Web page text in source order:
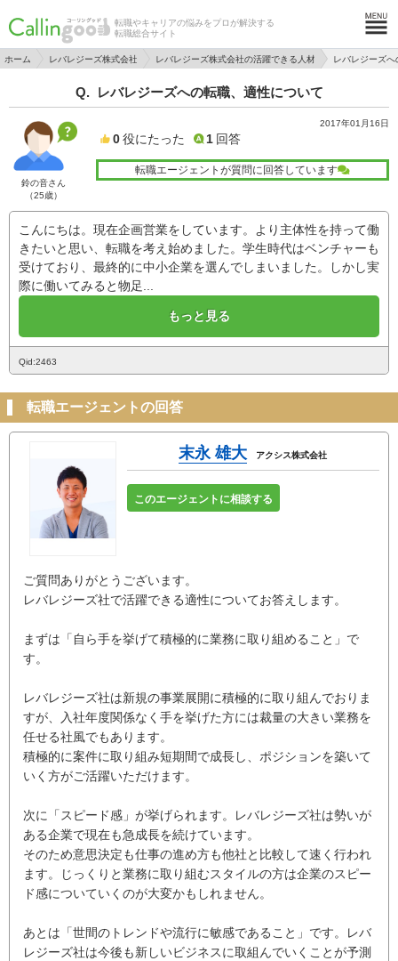
転職やキャリアの悩みをプロが解決する
転職総合サイト
ホーム レバレジーズ株式会社 レバレジーズ株式会社の活躍できる人材 レバレジーズ
レバレジーズへの転職、適性について
鈴の音さん
（25歳）
2017年01月16日
0 役にたった 1 回答
転職エージェントが質問に回答しています
こんにちは。現在企画営業をしています。より主体性を持って働
きたいと思い、転職を考え始めました。学生時代はベンチャーも
受けており、最終的に中小企業を選んでしまいました。しかし実
際に働いてみると物足...
もっと見る
Qid:2463
転職エージェントの回答
末永 雄大 アクシス株式会社
このエージェントに相談する
ご質問ありがとうございます。
レバレジーズ社で活躍できる適性についてお答えします。
まずは「自ら手を挙げて積極的に業務に取り組めること」で
す。
レバレジーズ社は新規の事業展開に積極的に取り組んでおりま
すが、入社年度関係なく手を挙げた方には裁量の大きい業務を
任せる社風でもあります。
積極的に案件に取り組み短期間で成長し、ポジションを築いて
いく方がご活躍いただけます。
次に「スピード感」が挙げられます。レバレジーズ社は勢いが
ある企業で現在も急成長を続けています。
そのため意思決定も仕事の進め方も他社と比較して速く行われ
ます。じっくりと業務に取り組むスタイルの方は企業のスピー
ド感についていくのが大変かもしれません。
あとは「世間のトレンドや流行に敏感であること」です。レバ
レジーズ社は今後も新しいビジネスに取組んでいくことが予測